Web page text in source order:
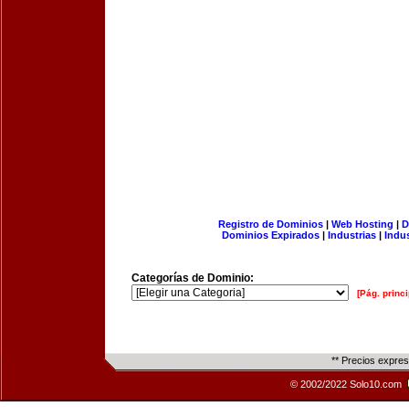
Registro de Dominios| Web Hosting |
Dominios Expirados | Industrias |
Categorías de Dominio:
[Pág.
** Precios
© 2002/2022 Solo10.com